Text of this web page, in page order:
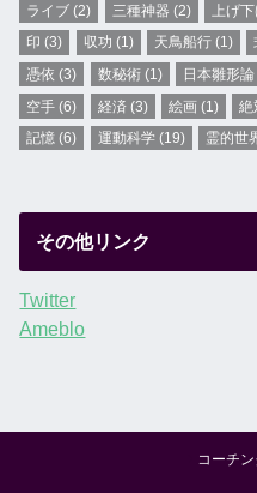
ライブ (2) 三種神器 (2) 上げ
印 (3) 収功 (1) 天鳥船行(1)
憑依 (3) 数秘術(1) 日本雛形論
空手 (6) 経済(3) 絵画(1) 絶
記憶 (6) 運動科学(19) 霊的世
その他リンク
Twitter
Ameblo
コーチン